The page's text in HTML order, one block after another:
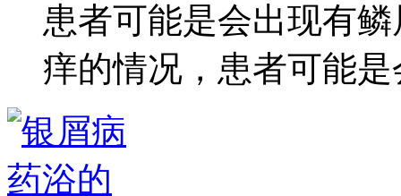
患者可能是会出现有
痒的情况，患者可能是